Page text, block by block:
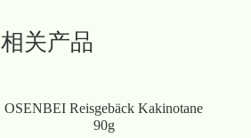
相关产品
OSENBEI Reisgebäck Kakinotane
90g